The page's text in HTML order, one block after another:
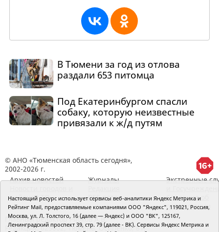
В Тюмени за год из отлова
раздали 653 питомца
Под Екатеринбургом спасли
собаку, которую неизвестные
привязали к ж/д путям
© АНО «Тюменская область сегодня»,
2002-2026 г.
Архив новостей
районов ТО
Журналы
RSS поток
Экстренные
Сведения об
организации
Главный редактор Рябков А.В.
Редакция: 625002, Тюмень, Осипенко, 81,
Настоящий ресурс использует сервисы веб-аналитики Яндекс Метрика и
Рейтинг Mail, предоставляемые компаниями ООО "Яндекс", 119021, Россия,
Москва, ул. Л. Толстого, 16 (далее — Яндекс) и ООО "ВК", 125167,
Ленинградский проспект 39, стр. 79 (далее - ВК). Сервисы Яндекс Метрика и